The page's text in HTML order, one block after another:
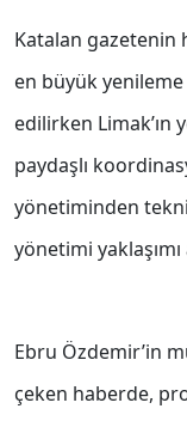
Katalan gazetenin
en büyük
edilirken
paydaşlı
yönetiminden
yönetimi yaklaşımı
Ebru Özdemir’in
çeken haberde,